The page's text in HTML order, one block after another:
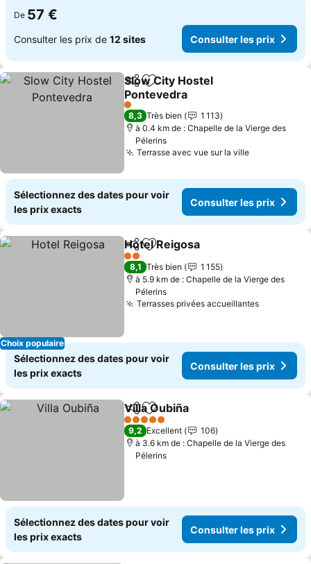
De 57 €
Consulter les prix de 12 sites Consulter les prix
PartagerAjouter à mes favoris
Slow City Hostel
Pontevedra
1 Étoiles
8,3 Très bien
1 113
à 0.4 km de : Chapelle de la Vierge des
Pélerins
Terrasse avec vue sur la ville
Sélectionnez des dates pour voir
les prix exacts
Consulter les prix
Choix populaire
PartagerAjouter à mes favoris
Hotel Reigosa
2 Étoiles
8,1 Très bien
1 155
à 5.9 km de : Chapelle de la Vierge des
Pélerins
Terrasses privées accueillantes
Sélectionnez des dates pour voir
les prix exacts
Consulter les prix
PartagerAjouter à mes favoris
Villa Oubiña
5 Étoiles
9,2 Excellent
106
à 3.6 km de : Chapelle de la Vierge des
Pélerins
Sélectionnez des dates pour voir
les prix exacts
Consulter les prix